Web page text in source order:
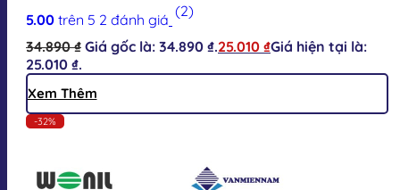
5.00 trên 5 2 đánh giá (2)
34.890₫ Giá gốc là: 34.890 ₫.25.010 ₫Giá hiện tại là:
25.010 ₫.
Xem Thêm
-32%